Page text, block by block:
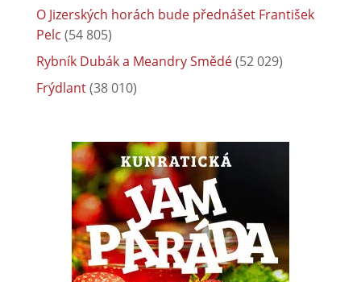
O Jizerských horách bude přednášet František
Pelc (54 805)
Rybník Dubák a Meandry Smědé(52 029)
Frýdlant(38 010)